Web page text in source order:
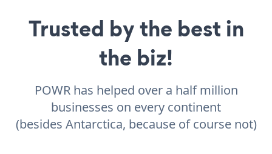
Trusted by the best in
the biz!
POWR has helped over a half million
businesses on every continent
(besides Antarctica, because of course not)